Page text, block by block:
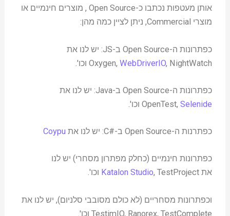
אותן מעטפות נכתבו כ-Open Source , מוצרים חינמיים או
מוצרי Commercial, ניתן לציין כמה מהן:
כפתרונות ה-Open Source ב-JS: יש לנו את
Oxygen, WebDriverIO, NightWatch וכו'.
כפתרונות ה-Open Source ב-Java: יש לנו את
OpenTest, Selenide וכו'.
כפתרנות ה-Open Source ב-#C: יש לנו את Coypu
כפתרונות חינמיים (כחלק מפתרון מסחרי) יש לנו
את
Katalon Studio, TestProject וכו'.
וכפתרונות מסחריים (לא כולם מסובבי סלניום), יש לנו את
TestimIO, Ranorex, TestComplete וכו'.